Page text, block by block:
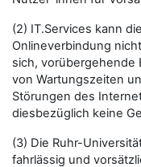
(2) IT.Services kann
Onlineverbindung
sich, vorübergehende
von Wartungszeiten
Störungen des
diesbezüglich keine
(3) Die Ruhr-
fahrlässig und